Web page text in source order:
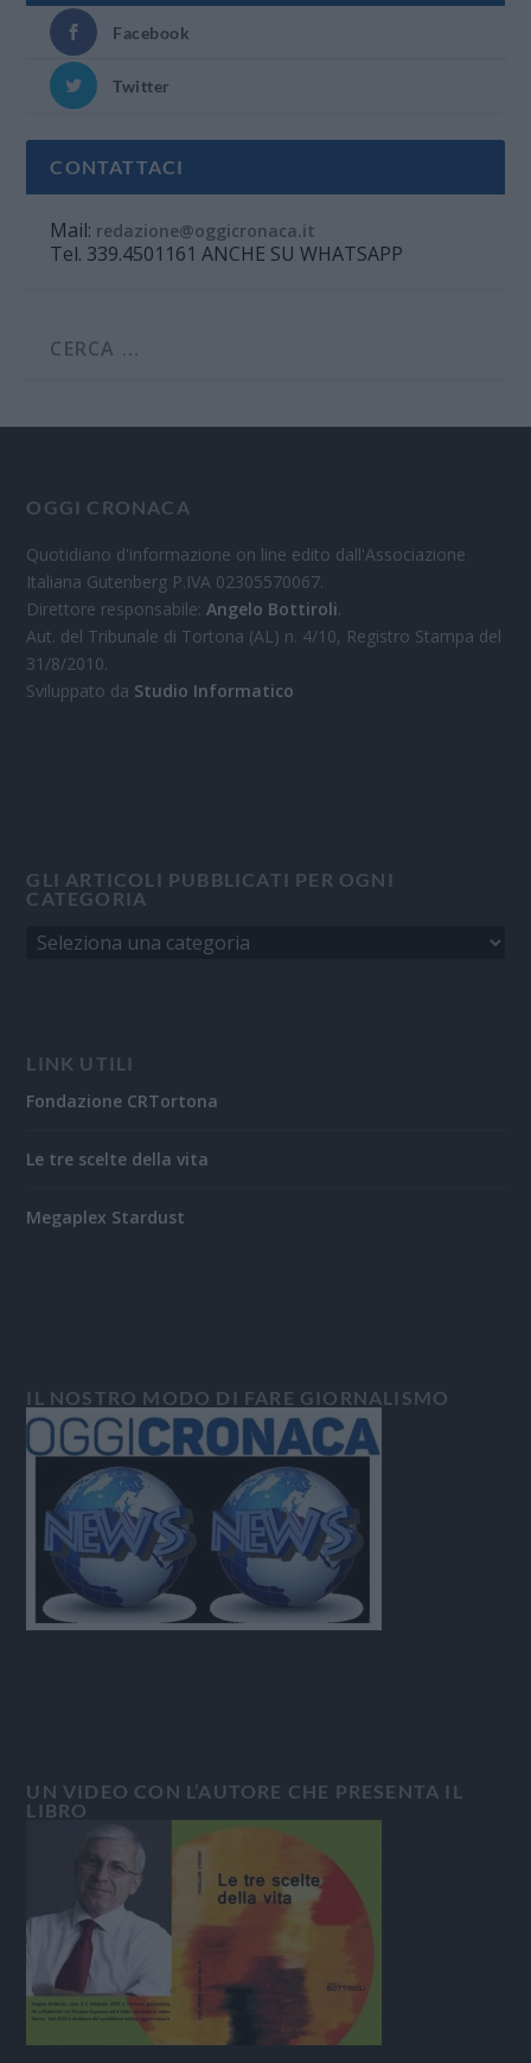
Facebook
Twitter
CONTATTACI
Mail: redazione@oggicronaca.it
Tel. 339.4501161 ANCHE SU WHATSAPP
OGGI CRONACA
Quotidiano d'informazione on line edito dall'Associazione
Italiana Gutenberg P.IVA 02305570067.
Direttore responsabile:Angelo Bottiroli.
Aut. del Tribunale di Tortona (AL) n. 4/10, Registro Stampa del
31/8/2010.
Sviluppato da Studio Informatico
GLI ARTICOLI PUBBLICATI PER OGNI
CATEGORIA
LINK UTILI
Fondazione CRTortona
Le tre scelte della vita
Megaplex Stardust
IL NOSTRO MODO DI FARE GIORNALISMO
UN VIDEO CON L’AUTORE CHE PRESENTA IL
LIBRO